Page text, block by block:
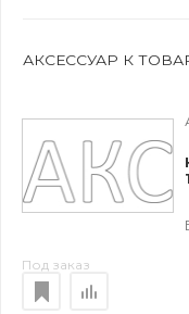
АКСЕССУАР К
Под заказ